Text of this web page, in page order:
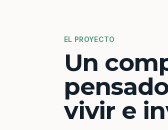
EL PROYECTO
Un
vivir e